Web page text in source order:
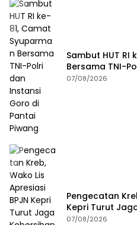
Sambut HUT RI
Bersama TNI-
Pantai Piwang
07/08/2026
Pengecatan
Kepri Turut
Keindahan
07/08/2026